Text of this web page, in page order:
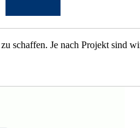
schaffen. Je nach Projekt sind